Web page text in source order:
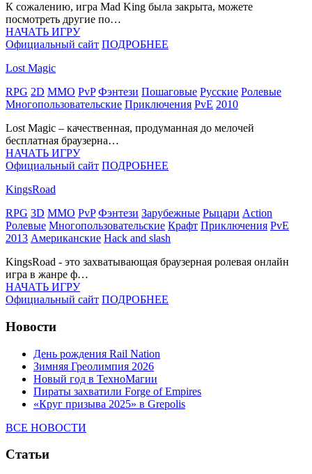
К сожалению, игра Mad King была закрыта, можете
посмотреть другие по…
НАЧАТЬ ИГРУ
Официальный сайт ПОДРОБНЕЕ
Lost Magic
RPG 2D MMO PvP Фэнтези Пошаговые Русские Ролевые
Многопользовательские Приключения PvE 2010
Lost Magic – качественная, продуманная до мелочей
бесплатная браузерна…
НАЧАТЬ ИГРУ
Официальный сайт ПОДРОБНЕЕ
KingsRoad
RPG 3D MMO PvP Фэнтези Зарубежные Рыцари Action
Ролевые Многопользовательские Крафт Приключения PvE
2013 Американские Hack and slash
KingsRoad - это захватывающая браузерная ролевая онлайн
игра в жанре ф…
НАЧАТЬ ИГРУ
Официальный сайт ПОДРОБНЕЕ
Новости
День рождения Rail Nation
Зимняя Греолимпия 2026
Новый год в ТехноМагии
Пираты захватили Forge of Empires
«Круг призыва 2025» в Grepolis
ВСЕ НОВОСТИ
Статьи